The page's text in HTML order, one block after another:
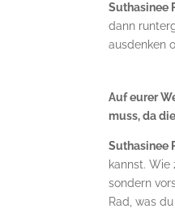
Suthasinee
dann
ausdenken
Auf eurer
muss, da
Suthasinee
kannst. Wie
sondern
Rad, was